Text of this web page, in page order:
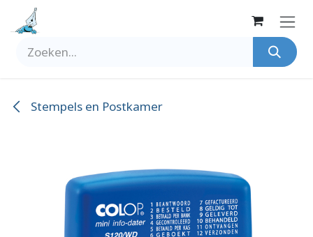
Overslaan naar inhoud
Stempels en Postkamer